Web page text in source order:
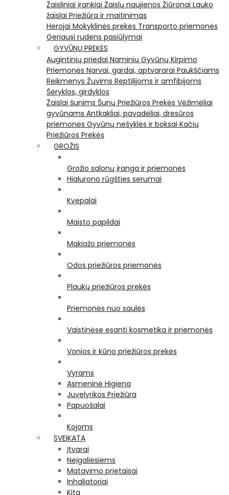
Žaisliniai įrankiai Žaislų naujienos Žiūronai Lauko
žaislai Priežiūra ir maitinimas
Herojai Mokyklinės prekės Transporto priemonės
Geriausi rudens pasiūlymai
GYVŪNŲ PREKĖS
Augintinių priedai Naminių Gyvūnų Kirpimo
Priemonės Narvai, gardai, aptvararai Paukščiams
Reikmenys Žuvims Reptilijoms ir amfibijoms
Šėryklos, girdyklos
Žaislai šunims Šunų Priežiūros Prekės Vėžimėliai
gyvūnams Antkakliai, pavadėliai, dresūros
priemonės Gyvūnų nešyklės ir boksai Kačių
Priežiūros Prekės
GROŽIS
Grožio salonų įranga ir priemonės
Hialurono rūgšties serumai
Kvepalai
Maisto papildai
Makiažo priemonės
Odos priežiūros priemonės
Plaukų priežiūros prekės
Priemonės nuo saulės
Vaistinėse esanti kosmetika ir priemonės
Vonios ir kūno priežiūros prekės
Vyrams
Asmeninė Higiena
Juvelyrikos Priežiūra
Papuošalai
Kojoms
SVEIKATA
Įtvarai
Neįgaliesiems
Matavimo prietaisai
Inhaliatoriai
Kita